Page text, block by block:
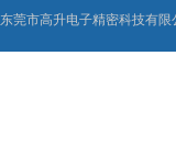
东莞市高升电子精密科技有限